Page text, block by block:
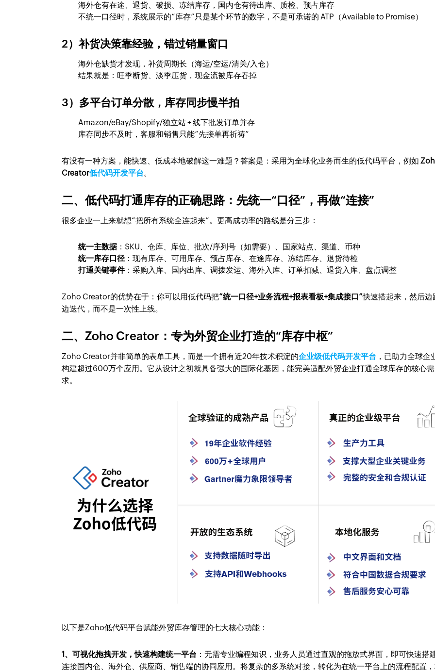
海外仓有在途、退货、破损、冻结库存，国内仓有待出库、质检、预占库存
不统一口径时，系统展示的“库存”只是某个环节的数字，不是可承诺的 ATP（Available to Promise）
2）补货决策靠经验，错过销量窗口
海外仓缺货才发现，补货周期长（海运/空运/清关/入仓）
结果就是：旺季断货、淡季压货，现金流被库存吞掉
3）多平台订单分散，库存同步慢半拍
Amazon/eBay/Shopify/独立站 + 线下批发订单并存
库存同步不及时，客服和销售只能“先接单再祈祷”
有没有一种方案，能快速、低成本地破解这一难题？答案是：采用为全球化业务而生的低代码平台，例如
Creator低代码开发平台。
二、低代码打通库存的正确思路：先统一“口径”，再做“连接”
很多企业一上来就想“把所有系统全连起来”。更高成功率的路线是分三步：
统一主数据：SKU、仓库、库位、批次/序列号（如需要）、国家站点、渠道、币种
统一库存口径：现有库存、可用库存、预占库存、在途库存、冻结库存、退货待检
打通关键事件：采购入库、国内出库、调拨发运、海外入库、订单扣减、退货入库、盘点调整
Zoho Creator的优势在于：你可以用低代码把“统一口径+业务流程+报表看板+集成接口”快速搭起来，然后边
边迭代，而不是一次性上线。
二、Zoho Creator：专为外贸企业打造的“库存中枢”
Zoho Creator并非简单的表单工具，而是一个拥有近20年技术积淀的企业级低代码开发平台 ，已助力全球企
构建超过600万个应用。它从设计之初就具备强大的国际化基因，能完美适配外贸企业打通全球库存的核心需
求。
以下是Zoho低代码平台赋能外贸库存管理的七大核心功能：
1、可视化拖拽开发，快速构建统一平台 ：无需专业编程知识，业务人员通过直观的拖放式界面，即可快速搭
连接国内仓、海外仓、供应商、销售端的协同应用。将复杂的多系统对接，转化为在统一平台上的流程配置